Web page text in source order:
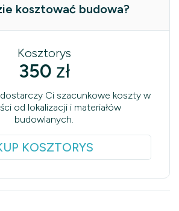
kosztować budowa?
Kosztorys
350 zł
Ci szacunkowe koszty w
od lokalizacji i materiałów
budowlanych.
KOSZTORYS